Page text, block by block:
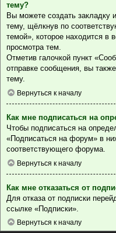
тему?
Вы можете создать закладку
тему, щёлкнув по
темой», которое находится в
просмотра тем.
Отметив галочкой пункт
отправке сообщения, вы
тему.
Вернуться к началу
Как мне подписаться на
Чтобы подписаться на
«Подписаться на форум» в
соответствующего форума.
Вернуться к началу
Как мне отказаться от
Для отказа от подписки
ссылке «Подписки».
Вернуться к началу